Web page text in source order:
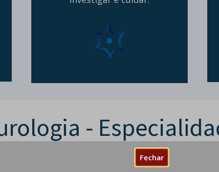
Fechar
-
todas as técnicas, mas ao tocar uma alma